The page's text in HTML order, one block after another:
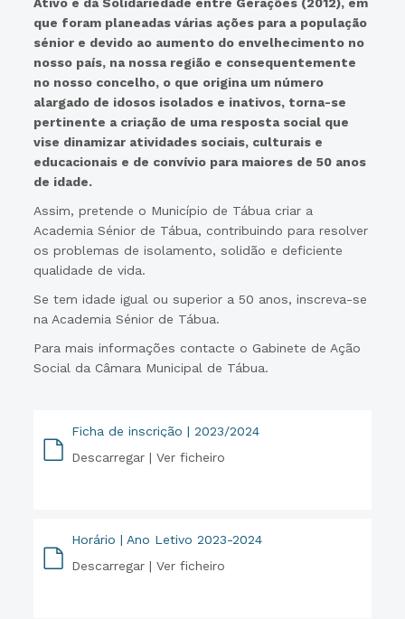
que foram planeadas várias ações para a população
sénior e devido ao aumento do envelhecimento no
nosso país, na nossa região e consequentemente
no nosso concelho, o que origina um número
alargado de idosos isolados e inativos, torna-se
pertinente a criação de uma resposta social que
vise dinamizar atividades sociais, culturais e
educacionais e de convívio para maiores de 50 anos
de idade.
Assim, pretende o Município de Tábua criar a
Academia Sénior de Tábua, contribuindo para resolver
os problemas de isolamento, solidão e deficiente
qualidade de vida.
Se tem idade igual ou superior a 50 anos, inscreva-se
na Academia Sénior de Tábua.
Para mais informações contacte o Gabinete de Ação
Social da Câmara Municipal de Tábua.
Ficha de inscrição | 2023/2024
Descarregar |Ver ficheiro
Horário | Ano Letivo 2023-2024
Descarregar |Ver ficheiro